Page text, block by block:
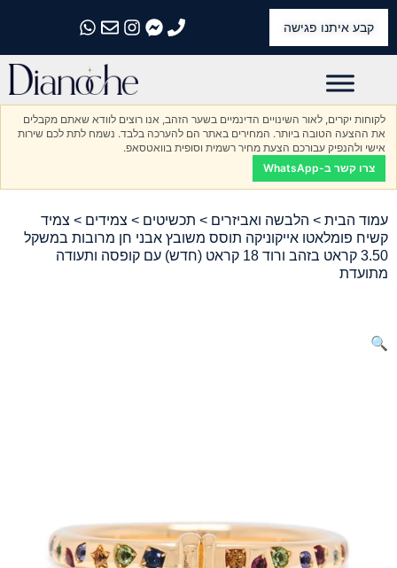
קבע איתנו פגישה
התקשרו אלינו
התקשרו אלינו
התקשרו אלינו
התקשרו אלינו
התקשרו אלינו
לקוחות יקרים, לאור השינויים הדינמיים בשער הזהב, אנו רוצים לוודא שאתם מקבלים
את ההצעה הטובה ביותר. המחירים באתר הם להערכה בלבד. נשמח לתת לכם שירות
אישי ולהנפיק עבורכם הצעת מחיר רשמית וסופית בוואטסאפ.
צרו קשר ב-WhatsApp
עמוד הבית > הלבשה ואביזרים > תכשיטים > צמידים > צמיד
קשיח פומלאטו אייקוניקה תוסס משובץ אבני חן מרובות במשקל
3.50 קראט בזהב ורוד 18 קראט (חדש) עם קופסה ותעודה
מתועדת
🔍